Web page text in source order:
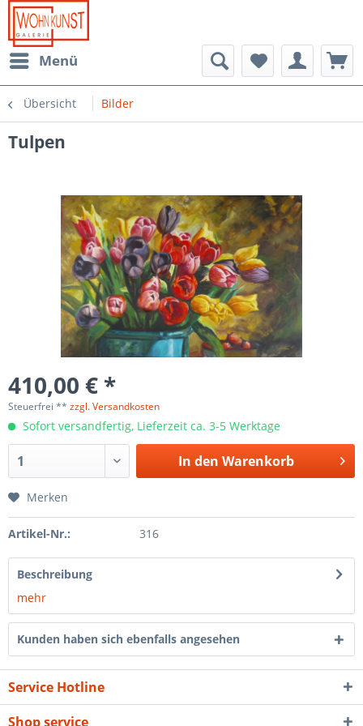
Menü
Übersicht Bilder
Tulpen
410,00 € *
Steuerfrei ** zzgl. Versandkosten
Sofort versandfertig, Lieferzeit ca. 3-5 Werktage
In den Warenkorb
Merken
Artikel-Nr.: 316
Beschreibung
mehr
Kunden haben sich ebenfalls angesehen
Service Hotline
Shop service